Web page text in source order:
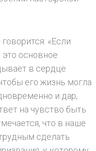
«Если
основное
в сердце
его жизнь могла
и дар,
на чувство быть
что в наше
сделать